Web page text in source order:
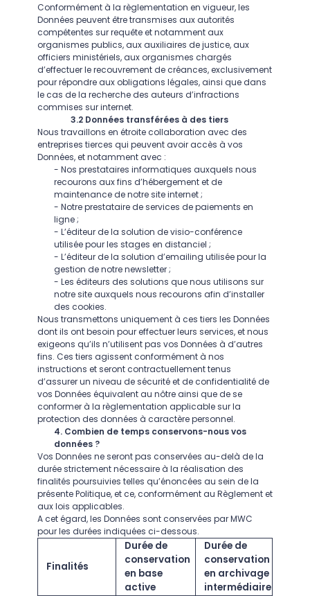
Conformément à la règlementation en vigueur, les
Données peuvent être transmises aux autorités
compétentes sur requête et notamment aux
organismes publics, aux auxiliaires de justice, aux
officiers ministériels, aux organismes chargés
d’effectuer le recouvrement de créances, exclusivement
pour répondre aux obligations légales, ainsi que dans
le cas de la recherche des auteurs d’infractions
commises sur internet.
3.2 Données transférées à des tiers
Nous travaillons en étroite collaboration avec des
entreprises tierces qui peuvent avoir accès à vos
Données, et notamment avec :
- Nos prestataires informatiques auxquels nous
recourons aux fins d’hébergement et de
maintenance de notre site internet ;
- Notre prestataire de services de paiements en
ligne ;
- L’éditeur de la solution de visio-conférence
utilisée pour les stages en distanciel ;
- L’éditeur de la solution d’emailing utilisée pour la
gestion de notre newsletter ;
- Les éditeurs des solutions que nous utilisons sur
notre site auxquels nous recourons afin d’installer
des cookies.
Nous transmettons uniquement à ces tiers les Données
dont ils ont besoin pour effectuer leurs services, et nous
exigeons qu’ils n’utilisent pas vos Données à d’autres
fins. Ces tiers agissent conformément à nos
instructions et seront contractuellement tenus
d’assurer un niveau de sécurité et de confidentialité de
vos Données équivalent au nôtre ainsi que de se
conformer à la règlementation applicable sur la
protection des données à caractère personnel.
4. Combien de temps conservons-nous vos
données ?
Vos Données ne seront pas conservées au-delà de la
durée strictement nécessaire à la réalisation des
finalités poursuivies telles qu’énoncées au sein de la
présente Politique, et ce, conformément au Règlement et
aux lois applicables.
A cet égard, les Données sont conservées par MWC
pour les durées indiquées ci-dessous.
Finalités
Durée de
conservation
en base
active
Durée de
conservation
en archivage
intermédiaire